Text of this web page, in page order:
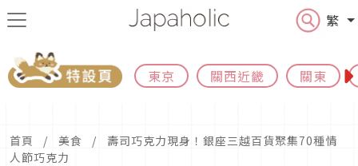
繁
東京 關西近畿 關東
首頁 美食
壽司巧克力現身！銀座三越百貨聚集70種情
人節巧克力